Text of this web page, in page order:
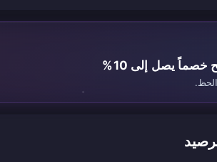
يصل إلى 10%